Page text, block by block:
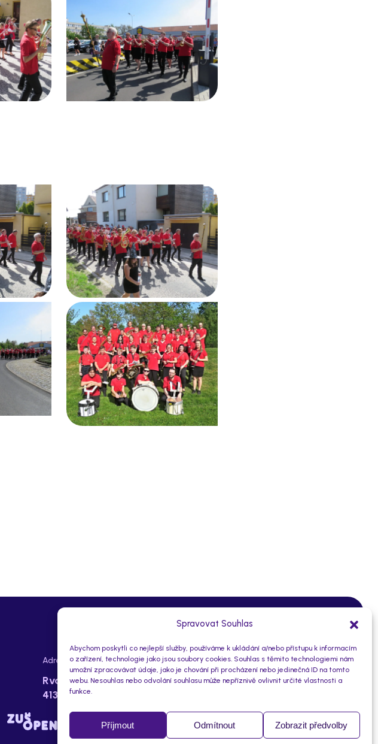
Spravovat Souhlas
Abychom poskytli co nejlepší služby, používáme k ukládání a/nebo přístupu k informacím
o zařízení, technologie jako jsou soubory cookies. Souhlas s těmito technologiemi nám
umožní zpracovávat údaje, jako je chování při procházení nebo jedinečná ID na tomto
webu. Nesouhlas nebo odvolání souhlasu může nepříznivě ovlivnit určité vlastnosti a
funkce.
Příjmout Odmítnout Zobrazit předvolby
Adresa
Rvačov 112,
413 01 Roudnice nad Labem
O subjektu
Číslo účtu: 10930471/0100
IČO:46773576